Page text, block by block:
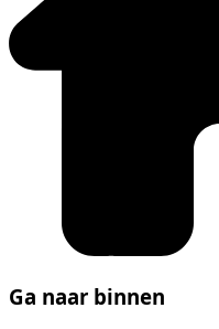
Ga naar binnen